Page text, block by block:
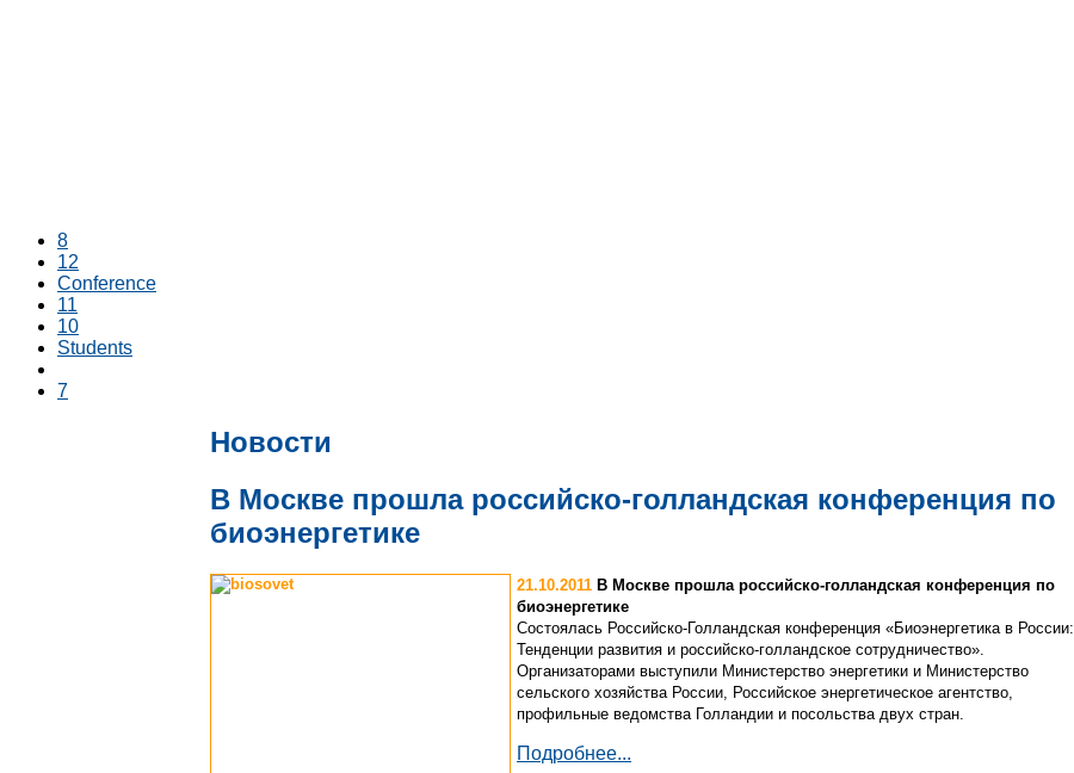
8
12
Conference
11
10
Students
7
Новости
В Москве прошла российско-голландская конференция по
биоэнергетике
21.10.2011 В Москве прошла российско-голландская конференция по
биоэнергетике
Состоялась Российско-Голландская конференция «Биоэнергетика в России:
Тенденции развития и российско-голландское сотрудничество».
Организаторами выступили Министерство энергетики и Министерство
сельского хозяйства России, Российское энергетическое агентство,
профильные ведомства Голландии и посольства двух стран.
Подробнее...